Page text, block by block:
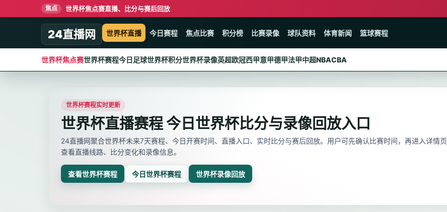
焦点 世界杯焦点赛直播、比分与赛后回放
24直播网 世界杯直播 今日赛程 焦点比赛 积分榜 比赛录像 球队资料 体育新闻 篮球赛程
世界杯焦点赛世界杯赛程今日足球世界杯积分世界杯录像英超欧冠西甲意甲德甲法甲中超NBACBA
世界杯赛程实时更新
世界杯直播赛程 今日世界杯比分与录像回放入口
24直播网聚合世界杯未来7天赛程、今日开赛时间、直播入口、实时比分与赛后回放。用户可先确认比赛时间，再进入详情页
查看直播线路、比分变化和录像信息。
查看世界杯赛程 今日世界杯赛程 世界杯录像回放